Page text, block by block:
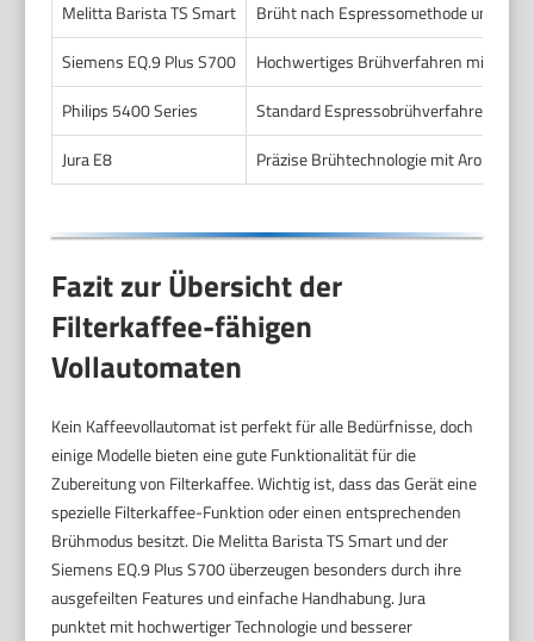
Melitta Barista TS Smart
Brüht nach Espressomethode und
Siemens EQ.9 Plus S700
Hochwertiges Brühverfahren mit
Philips 5400 Series
Standard Espressobrühverfahren,
Jura E8
Präzise Brühtechnologie mit
Fazit zur Übersicht der
Filterkaffee-fähigen
Vollautomaten
Kein Kaffeevollautomat ist perfekt für alle Bedürfnisse, doch
einige Modelle bieten eine gute Funktionalität für die
Zubereitung von Filterkaffee. Wichtig ist, dass das Gerät eine
spezielle Filterkaffee-Funktion oder einen entsprechenden
Brühmodus besitzt. Die Melitta Barista TS Smart und der
Siemens EQ.9 Plus S700 überzeugen besonders durch ihre
ausgefeilten Features und einfache Handhabung. Jura
punktet mit hochwertiger Technologie und besserer